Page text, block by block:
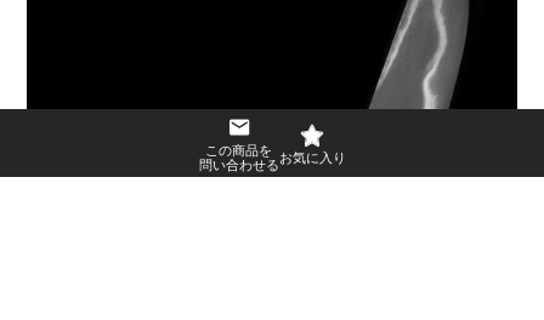
この商品を
問い合わせる